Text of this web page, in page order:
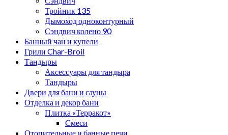
Тройник 135
Дымоход одноконтурный
Сэндвич колено 90
Банный чан и купели
Грили Char-Broil
Тандыры
Аксессуары для тандыра
Тандыры
Двери для бани и сауны
Отделка и декор бани
Плитка «Терракот»
Смеси
Отопительные и банные печи